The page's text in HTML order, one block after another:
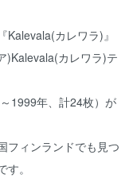
カレワラ)』
)Kalevala(カレワラ)テ
1999年、計24枚）が
フィンランドでも見つ
。